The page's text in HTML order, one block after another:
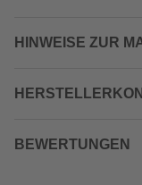
HINWEISE ZUR
BEWERTUNGEN